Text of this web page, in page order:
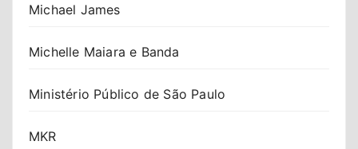
Michael James
Michelle Maiara e Banda
Ministério Público de São Paulo
MKR